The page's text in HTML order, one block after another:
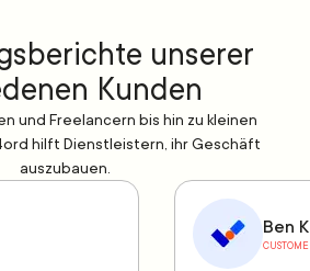
unserer
Kunden
und Freelancern bis hin zu kleinen
hilft Dienstleistern, ihr Geschäft
auszubauen.
Ben